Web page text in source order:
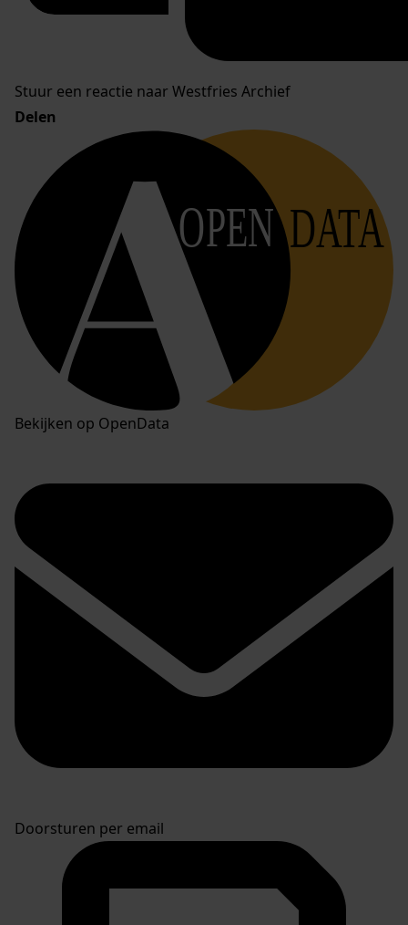
Stuur een reactie naar Westfries Archief
Delen
OPEN DATA
Bekijken op OpenData
Doorsturen per email